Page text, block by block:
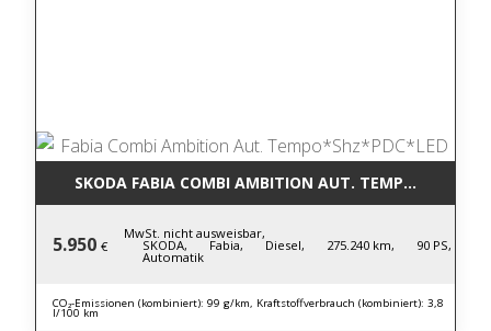
SKODA FABIA COMBI AMBITION AUT.
5.950 €
MwSt. nicht ausweisbar,
SKODA, Fabia, Diesel, 275.240 km, 90 PS,
Automatik
CO₂-Emissionen (kombiniert): 99 g/km, Kraftstoffverbrauch (kombiniert): 3,8
l/100 km